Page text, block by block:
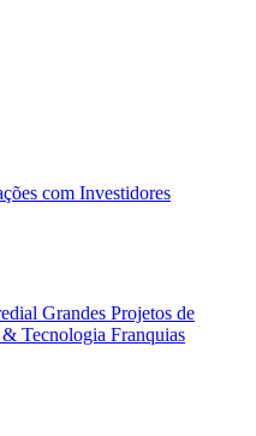
com Investidores
Grandes Projetos de
Tecnologia Franquias